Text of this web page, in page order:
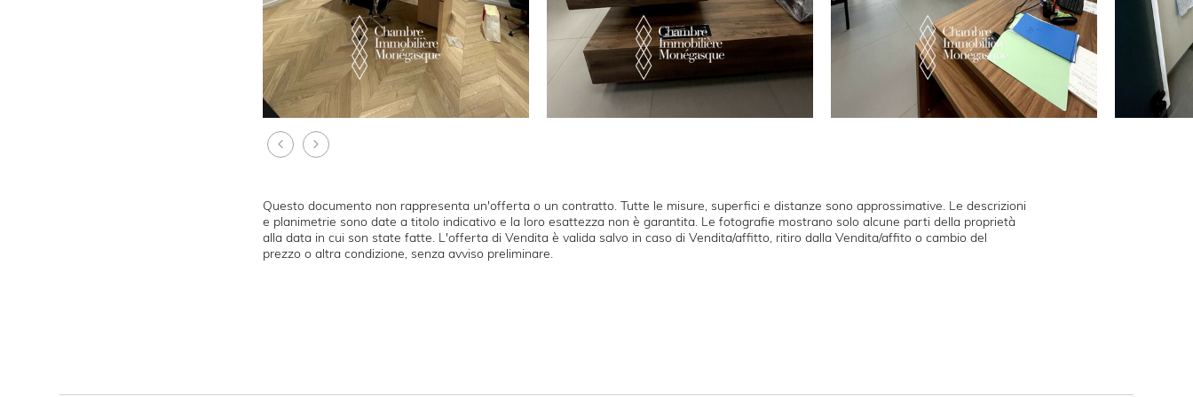
Questo documento non rappresenta un'offerta o un contratto. Tutte le misure, superfici e distanze sono approssimative. Le descrizioni
e planimetrie sono date a titolo indicativo e la loro esattezza non è garantita. Le fotografie mostrano solo alcune parti della proprietà
alla data in cui son state fatte. L'offerta di Vendita è valida salvo in caso di Vendita/affitto, ritiro dalla Vendita/affito o cambio del
prezzo o altra condizione, senza avviso preliminare.